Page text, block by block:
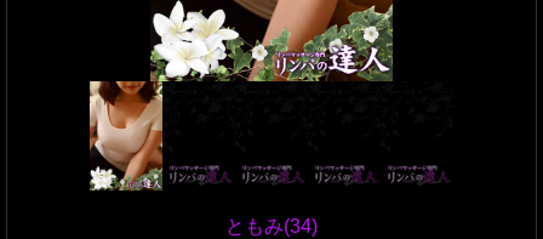
ともみ(34)